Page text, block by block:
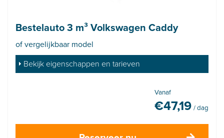
Bestelauto 3 m³ Volkswagen Caddy
of vergelijkbaar model
Bekijk eigenschappen en tarieven
Vanaf
€47,19 / dag